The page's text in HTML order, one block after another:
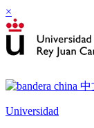
×
Universidad